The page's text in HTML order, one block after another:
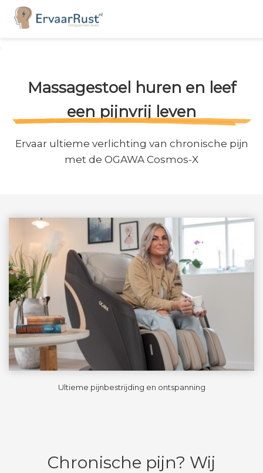
Massagestoel huren en leef
een pijnvrij leven
Ervaar ultieme verlichting van chronische pijn
met de OGAWA Cosmos-X
Ultieme pijnbestrijding en ontspanning
Chronische pijn? Wij